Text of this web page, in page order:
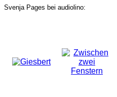
Svenja Pages bei audiolino: